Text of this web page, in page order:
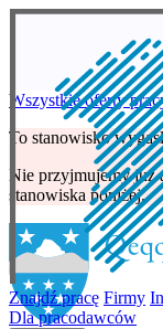
Znajdź pracę Firmy
Dla pracodawców
Wszystkie oferty
To stanowisko
Nie przyjmujemy już
stanowiska poniżej.